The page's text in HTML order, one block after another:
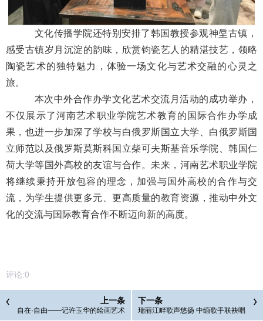
文化传播学院还特别安排了韩国教授参观神垕古镇，
感受古镇岁月沉淀的韵味，欣赏钧瓷艺人的精湛技艺，领略
陶瓷艺术的独特魅力，体验一场文化与艺术交融的心灵之
旅。
本次中外合作办学文化艺术交流月活动的成功举办，
不仅展示了河南艺术职业学院艺术教育的国际合作办学成
果，也进一步加深了学校与白俄罗斯国立大学、白俄罗斯国
立师范以及俄罗斯莫斯科国立柴可夫斯基音乐学院、韩国仁
荷大学等国外高校的友谊与合作。未来，河南艺术职业学院
将继续秉持开放包容的理念，加强与国外高校的合作与交
流，为学生提供更多元、更高质量的教育资源，推动中外文
化的交流与国际教育合作不断迈向新的高度。
评论:0
上一条
自在·自由——记许玉华的绘画艺术
下一条
瑞丽江畔歌声悠扬 中缅歌手联袂唱